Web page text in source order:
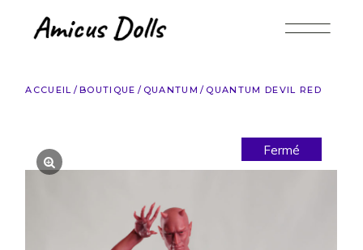
contenu
ACCUEIL BOUTIQUE QUANTUM QUANTUM DEVIL RED
Fermé